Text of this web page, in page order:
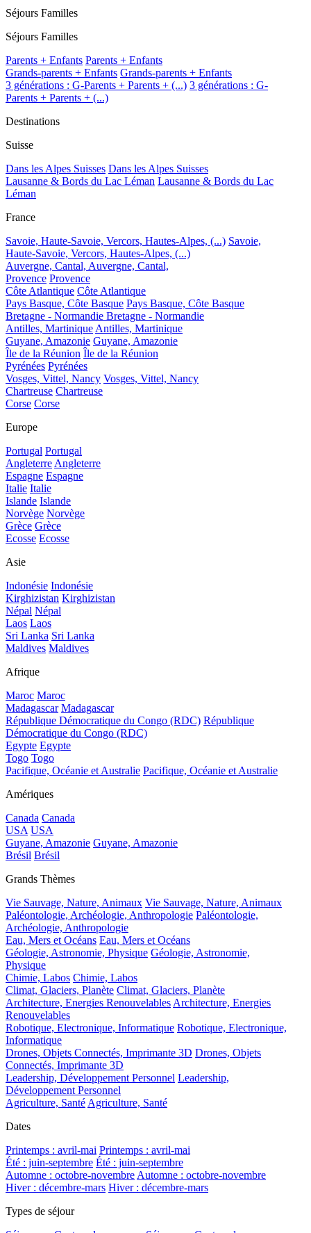
Séjours Familles
Séjours Familles
Parents + Enfants Parents + Enfants
Grands-parents + Enfants Grands-parents + Enfants
3 générations : G-Parents + Parents + (...) 3 générations : G-
Parents + Parents + (...)
Destinations
Suisse
Dans les Alpes Suisses Dans les Alpes Suisses
Lausanne & Bords du Lac Léman Lausanne & Bords du Lac
Léman
France
Savoie, Haute-Savoie, Vercors, Hautes-Alpes, (...) Savoie,
Haute-Savoie, Vercors, Hautes-Alpes, (...)
Auvergne, Cantal, Auvergne, Cantal,
Provence Provence
Côte Atlantique Côte Atlantique
Pays Basque, Côte Basque Pays Basque, Côte Basque
Bretagne - Normandie Bretagne - Normandie
Antilles, Martinique Antilles, Martinique
Guyane, Amazonie Guyane, Amazonie
Île de la Réunion Île de la Réunion
Pyrénées Pyrénées
Vosges, Vittel, Nancy Vosges, Vittel, Nancy
Chartreuse Chartreuse
Corse Corse
Europe
Portugal Portugal
Angleterre Angleterre
Espagne Espagne
Italie Italie
Islande Islande
Norvège Norvège
Grèce Grèce
Ecosse Ecosse
Asie
Indonésie Indonésie
Kirghizistan Kirghizistan
Népal Népal
Laos Laos
Sri Lanka Sri Lanka
Maldives Maldives
Afrique
Maroc Maroc
Madagascar Madagascar
République Démocratique du Congo (RDC) République
Démocratique du Congo (RDC)
Egypte Egypte
Togo Togo
Pacifique, Océanie et Australie Pacifique, Océanie et Australie
Amériques
Canada Canada
USA USA
Guyane, Amazonie Guyane, Amazonie
Brésil Brésil
Grands Thèmes
Vie Sauvage, Nature, Animaux Vie Sauvage, Nature, Animaux
Paléontologie, Archéologie, Anthropologie Paléontologie,
Archéologie, Anthropologie
Eau, Mers et Océans Eau, Mers et Océans
Géologie, Astronomie, Physique Géologie, Astronomie,
Physique
Chimie, Labos Chimie, Labos
Climat, Glaciers, Planète Climat, Glaciers, Planète
Architecture, Energies Renouvelables Architecture, Energies
Renouvelables
Robotique, Electronique, Informatique Robotique, Electronique,
Informatique
Drones, Objets Connectés, Imprimante 3D Drones, Objets
Connectés, Imprimante 3D
Leadership, Développement Personnel Leadership,
Développement Personnel
Agriculture, Santé Agriculture, Santé
Dates
Printemps : avril-mai Printemps : avril-mai
Été : juin-septembre Été : juin-septembre
Automne : octobre-novembre Automne : octobre-novembre
Hiver : décembre-mars Hiver : décembre-mars
Types de séjour